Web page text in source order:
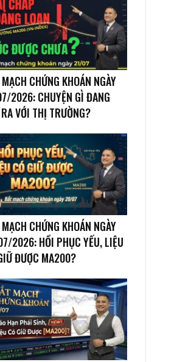
CHỨNG KHOÁN NGÀY
2026: CHUYỆN GÌ ĐANG
VỚI THỊ TRƯỜNG?
CHỨNG KHOÁN NGÀY
2026: HỒI PHỤC YẾU, LIỆU
ĐƯỢC MA200?